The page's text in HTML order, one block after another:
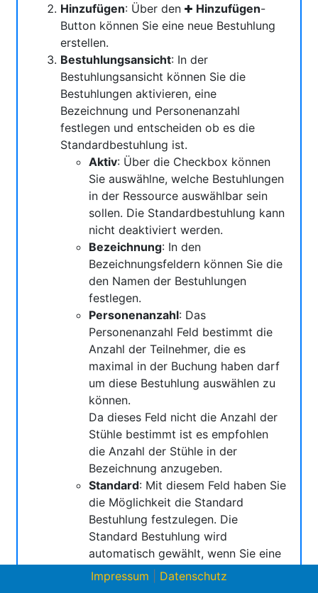
Hinzufügen: Über den Hinzufügen-
Button können Sie eine neue Bestuhlung
erstellen.
Bestuhlungsansicht: In der
Bestuhlungsansicht können Sie die
Bestuhlungen aktivieren, eine
Bezeichnung und Personenanzahl
festlegen und entscheiden ob es die
Standardbestuhlung ist.
Aktiv: Über die Checkbox können
Sie auswählne, welche Bestuhlungen
in der Ressource auswählbar sein
sollen. Die Standardbestuhlung kann
nicht deaktiviert werden.
Bezeichnung: In den
Bezeichnungsfeldern können Sie die
den Namen der Bestuhlungen
festlegen.
Personenanzahl: Das
Personenanzahl Feld bestimmt die
Anzahl der Teilnehmer, die es
maximal in der Buchung haben darf
um diese Bestuhlung auswählen zu
können.
Da dieses Feld nicht die Anzahl der
Stühle bestimmt ist es empfohlen
die Anzahl der Stühle in der
Bezeichnung anzugeben.
Standard: Mit diesem Feld haben Sie
die Möglichkeit die Standard
Bestuhlung festzulegen. Die
Standard Bestuhlung wird
automatisch gewählt, wenn Sie eine
Ressource auswählen.
Entfernen
: Über den
Impressum Datenschutz